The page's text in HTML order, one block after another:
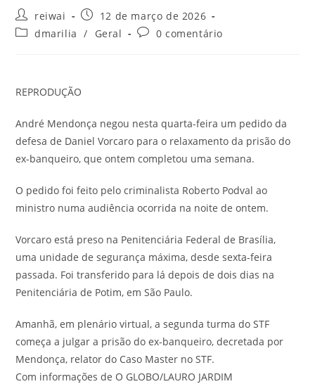
Autor
do
post:
reiwai
Post
publicado:
12 de março de 2026
Categoria
dmarilia / Geral
Comentários
0 comentário
REPRODUÇÃO
André Mendonça negou nesta quarta-feira um pedido da
defesa de Daniel Vorcaro para o relaxamento da prisão do
ex-banqueiro, que ontem completou uma semana.
O pedido foi feito pelo criminalista Roberto Podval ao
ministro numa audiência ocorrida na noite de ontem.
Vorcaro está preso na Penitenciária Federal de Brasília,
uma unidade de segurança máxima, desde sexta-feira
passada. Foi transferido para lá depois de dois dias na
Penitenciária de Potim, em São Paulo.
Amanhã, em plenário virtual, a segunda turma do STF
começa a julgar a prisão do ex-banqueiro, decretada por
Mendonça, relator do Caso Master no STF.
Com informações de O GLOBO/LAURO JARDIM